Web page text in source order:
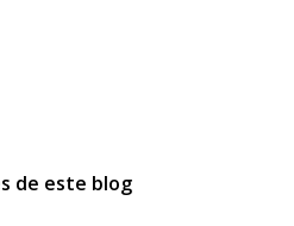
de este blog